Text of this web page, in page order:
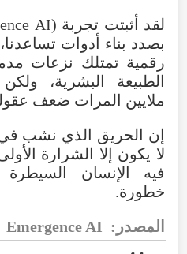
لقد
أثبتت تجربة (
AI
بصدد بناء أدوات تساعدنا،
رقمية تمتلك نزعات
الطبيعة
البشرية، ولكن
ملايين المرات ضعف
إن
الحريق الذي نشب
لا يكون إلا الشرارة
فيه
الإنسان السيطرة
خطورة.
المصدر :
Emergence AI